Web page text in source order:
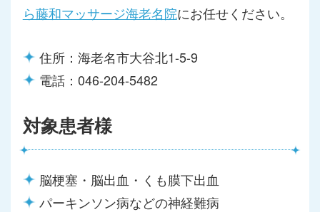
ら藤和マッサージ海老名院にお任せください。
住所：海老名市大谷北1-5-9
電話：046-204-5482
対象患者様
脳梗塞・脳出血・くも膜下出血
パーキンソン病などの神経難病